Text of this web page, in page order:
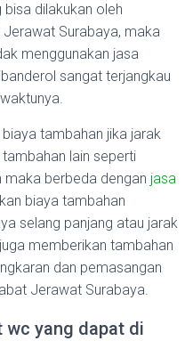
bisa dilakukan oleh
Surabaya, maka
menggunakan jasa
sangat terjangkau
tambahan jika jarak
lain seperti
maka berbeda dengan jasa
biaya tambahan
selang panjang atau jarak
memberikan tambahan
dan pemasangan
Jerawat Surabaya.
wc yang dapat di